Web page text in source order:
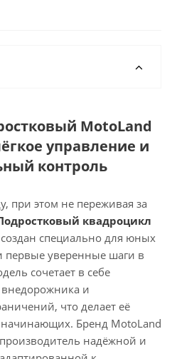
MotoLand
управление и
контроль
при этом не переживая за
квадроцикл
создан специально для юных
первые уверенные шаги в
сочетает в себе
внедорожника и
что делает её
Бренд MotoLand
надёжной и